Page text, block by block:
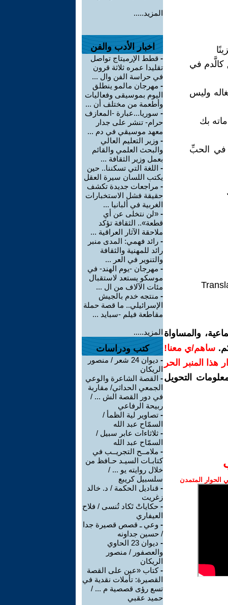
كالَّدم في
وليس
بك
في الحبِّ
والمساواة
ساهم/ي معنا!
هذا المنبر الحر
التحويل
المتمدن
المزيد.....
اخبار الأدب والفن
- قطط الإرميتاج تواصل
تقليدا عمره ثلاثة قرون
في حراسة الفن وال ...
- مهرجان مالمو ينطلق
اليوم بموسيقى وفعاليات
وأطعمة من مختلف أن ...
- سوريا...عبارة -المعازف
حرام- تنشر على جدار
معهد موسيقي في دم ...
- وزير التعليم العالي
والبحث العلمي والقائم
بعمل وزير الثقافة ...
- اللغة التي تسكننا.. حين
يكتب اللسان سيرة العقل
- مراجعات جديدة تكشف
حقيقة فشل الاستخبارات
الغربية في ألبانيا ...
- «لن نتخلى عن أي
قطعة».. الثقافة تؤكد
ملاحقة الآثار العراقية ...
- رائد فهمي: المدى منبر
رائد للمهنية والثقافة
والتنوير في العر ...
- مهرجان -يوم الهند- في
موسكو يستعد لاستقبال
مئات الآلاف من ال ...
- منتجه خدم بالجيش
الإسرائيلي.. ما قصة حملة
مقاطعة فيلم -سبايد ...
المزيد.....
كتب ودراسات
-
ديوان 24 شعر / منصور
الريكان
- القصة الشاعرة والوعي
الجمعي الحداثي/ مقاربة
في دور القصة الش ... /
ربيحة الرفاعي
- تصاوير لية الظمأ /
السمّاح عبد الله
- ثلاثاءات عابر سبيل /
السمّاح عبد الله
- ملامــح التجريــب في
كتابـات السيـد حـافظ من
خلال روايته يو ... /
سلسبيل كريبع
- قناديل الحكمة / د. خالد
زغريت
- حكاياتْ تَكاد تُنسى / فلاح
العيفاري
- وعي ـ قصص قصيرة جدا
/ حسين جداونه
-
ديوان 23 الحاوي
والعصفور / منصور
الريكان
-كتاب «عين على القصة
القصيرة: تأملات نقدية في
تسع رؤى قصصية م ... /
حميد عقبي